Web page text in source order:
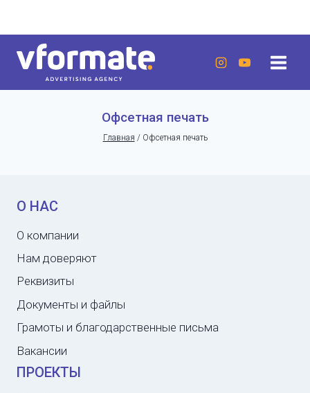
содержанию
Офсетная печать
Главная / Офсетная печать
О НАС
О компании
Нам доверяют
Реквизиты
Документы и файлы
Грамоты и благодарственные письма
Вакансии
ПРОЕКТЫ